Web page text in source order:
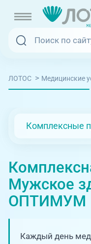
Услуги и цены
Отзывы
Адреса клиник
О клинике
Записаться
Вызвать
Медицина
ЛОТОС > Медицинские
Комплексные
Мужское
ОПТИМУМ
Каждый день